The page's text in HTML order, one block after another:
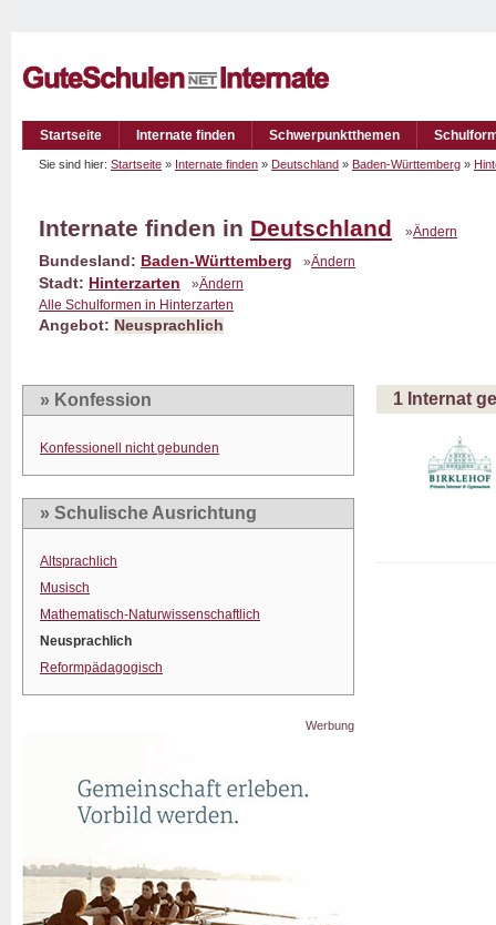
Startseite Internate finden Schwerpunktthemen
Sie sind hier: Startseite » Internate finden » Deutschland » Baden-Württemberg »
Internate finden in Deutschland »Ändern
Bundesland: Baden-Württemberg »Ändern
Stadt: Hinterzarten »Ändern
Alle Schulformen in Hinterzarten
Angebot: Neusprachlich
» Konfession
Konfessionell nicht gebunden
» Schulische Ausrichtung
Altsprachlich
Musisch
Mathematisch-Naturwissenschaftlich
Neusprachlich
Reformpädagogisch
Werbung
1 Internat